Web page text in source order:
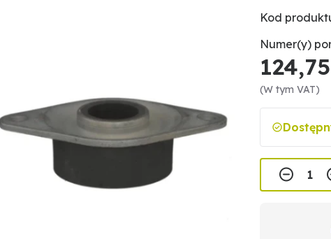
Kod
Numer(y)
(W tym VAT)